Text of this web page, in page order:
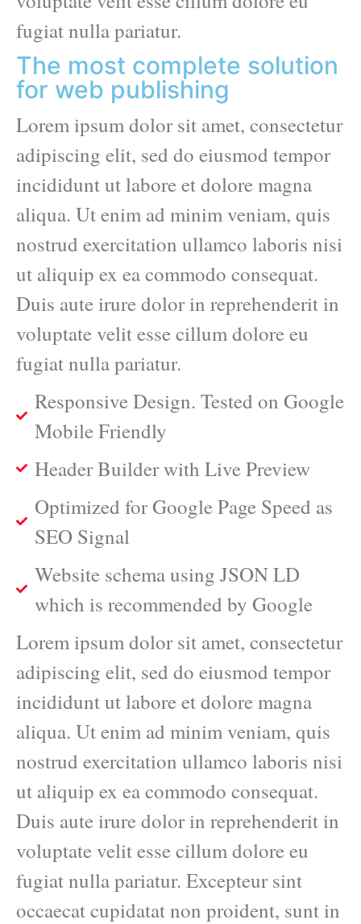
fugiat nulla pariatur.
The most complete solution
for web publishing
Lorem ipsum dolor sit amet, consectetur
adipiscing elit, sed do eiusmod tempor
incididunt ut labore et dolore magna
aliqua. Ut enim ad minim veniam, quis
nostrud exercitation ullamco laboris nisi
ut aliquip ex ea commodo consequat.
Duis aute irure dolor in reprehenderit in
voluptate velit esse cillum dolore eu
fugiat nulla pariatur.
Responsive Design. Tested on Google
Mobile Friendly
Header Builder with Live Preview
Optimized for Google Page Speed as
SEO Signal
Website schema using JSON LD
which is recommended by Google
Lorem ipsum dolor sit amet, consectetur
adipiscing elit, sed do eiusmod tempor
incididunt ut labore et dolore magna
aliqua. Ut enim ad minim veniam, quis
nostrud exercitation ullamco laboris nisi
ut aliquip ex ea commodo consequat.
Duis aute irure dolor in reprehenderit in
voluptate velit esse cillum dolore eu
fugiat nulla pariatur. Excepteur sint
occaecat cupidatat non proident, sunt in